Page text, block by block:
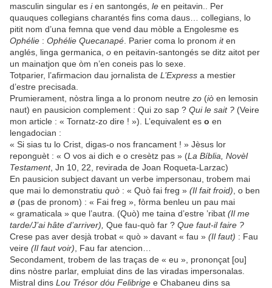
masculin singular es ien santongés, le en peitavin.. Per
quauques collegians charantés fins coma daus… collegians, lo
pitit nom d’una femna que vend dau mòble a Engolesme es
Ophélie : Ophélie Quecanapé . Parier coma lo pronom iten
anglés, linga germanica, o en peitavin-santongés se ditz aitot per
un mainatjon que òm n’en coneis pas lo sexe.
Totparier, l’afirmacion dau jornalista de L’Express a mestier
d’estre precisada.
Prumierament, nòstra linga a lo pronom neutre zo (iò en lemosin
naut) en pausicion complement : Qui zo sap ? Qui le sait ? (Veire
mon article : « Tornatz-zo dire ! »). L’equivalent es o en
lengadocian :
« Si sias tu lo Crist, digas-o nos francament ! » Jèsus lor
reponguèt : « O vos ai dich e o cresètz pas » (La Bíblia, Novèl
Testament, Jn 10, 22, revirada de Joan Roqueta-Larzac)
En pausicion subject davant un verbe impersonau, trobem mai
que mai lo demonstratiu quò : « Quò fai freg » (Il fait froid) , o ben
ø (pas de pronom) : « Fai freg », fòrma benleu un pau mai
« gramaticala » que l’autra. (Quò) me taina d’estre ’ribat (Il me
tarde/J’ai hâte d’arriver), Que fau-quò far ? Que faut-il faire ?
Crese pas aver desjà trobat « quò » davant « fau » (Il faut) : Fau
veire (Il faut voir) , Fau far atencion…
Secondament, trobem de las traças de « eu », prononçat [ou]
dins nòstre parlar, empluiat dins de las viradas impersonalas.
Mistral dins Lou Trésor dóu Felibrige e Chabaneu dins sa